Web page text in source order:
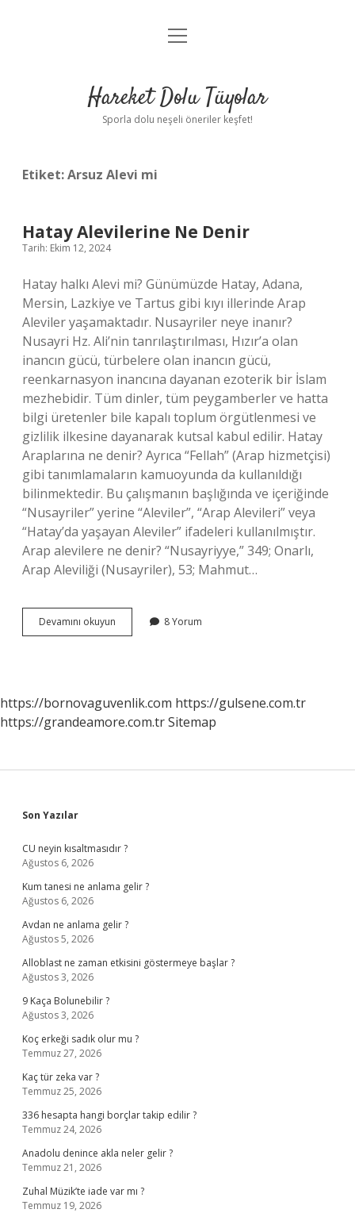
Anasayfa
Yasal Uyarı
menüyü
Hareket Dolu Tüyolar
Sporla dolu neşeli öneriler keşfet!
Etiket:Arsuz Alevi mi
Hatay Alevilerine Ne Denir
Tarih: Ekim 12, 2024
Hatay halkı Alevi mi? Günümüzde Hatay, Adana,
Mersin, Lazkiye ve Tartus gibi kıyı illerinde Arap
Aleviler yaşamaktadır. Nusayriler neye inanır?
Nusayri Hz. Ali’nin tanrılaştırılması, Hızır’a olan
inancın gücü, türbelere olan inancın gücü,
reenkarnasyon inancına dayanan ezoterik bir İslam
mezhebidir. Tüm dinler, tüm peygamberler ve hatta
bilgi üretenler bile kapalı toplum örgütlenmesi ve
gizlilik ilkesine dayanarak kutsal kabul edilir. Hatay
Araplarına ne denir? Ayrıca “Fellah” (Arap hizmetçisi)
gibi tanımlamaların kamuoyunda da kullanıldığı
bilinmektedir. Bu çalışmanın başlığında ve içeriğinde
“Nusayriler” yerine “Aleviler”, “Arap Alevileri” veya
“Hatay’da yaşayan Aleviler” ifadeleri kullanılmıştır.
Arap alevilere ne denir? “Nusayriyye,” 349; Onarlı,
Arap Aleviliği (Nusayriler), 53; Mahmut…
Devamını okuyun
Alevilerine
8 Yorum
https://bornovaguvenlik.com https://gulsene.com.tr
https://grandeamore.com.trSitemap
Sidebar
Son Yazılar
CU neyin kısaltmasıdır ?
Ağustos 6, 2026
Kum tanesi ne anlama gelir ?
Ağustos 6, 2026
Avdan ne anlama gelir ?
Ağustos 5, 2026
Alloblast ne zaman etkisini göstermeye başlar ?
Ağustos 3, 2026
9 Kaça Bolunebilir ?
Ağustos 3, 2026
Koç erkeği sadık olur mu ?
Temmuz 27, 2026
Kaç tür zeka var ?
Temmuz 25, 2026
336 hesapta hangi borçlar takip edilir ?
Temmuz 24, 2026
Anadolu denince akla neler gelir ?
Temmuz 21, 2026
Zuhal Müzik’te iade var mı ?
Temmuz 19, 2026